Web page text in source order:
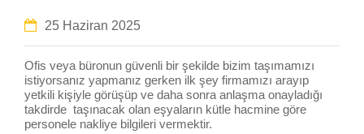
25 Haziran 2025
Ofis veya büronun güvenli bir şekilde bizim taşımamızı
istiyorsanız yapmanız gerken ilk şey firmamızı arayıp
yetkili kişiyle görüşüp ve daha sonra anlaşma onayladığı
takdirde taşınacak olan eşyaların kütle hacmine göre
personele nakliye bilgileri vermektir.